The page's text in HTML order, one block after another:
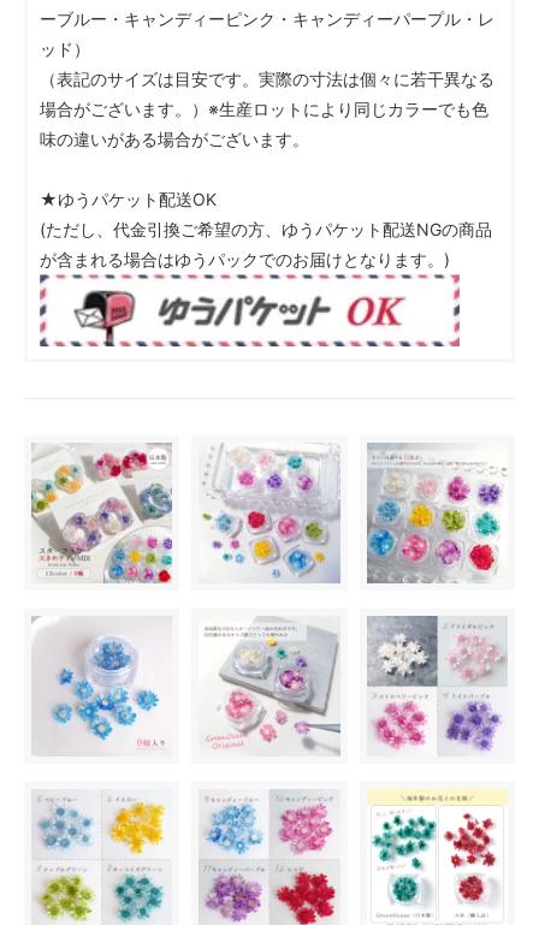
ーブルー・キャンディーピンク・キャンディーパープル・レ
ッド）
（表記のサイズは目安です。実際の寸法は個々に若干異なる
場合がございます。）※生産ロットにより同じカラーでも色
味の違いがある場合がございます。
★ゆうパケット配送OK
(ただし、代金引換ご希望の方、ゆうパケット配送NGの商品
が含まれる場合はゆうパックでのお届けとなります。)